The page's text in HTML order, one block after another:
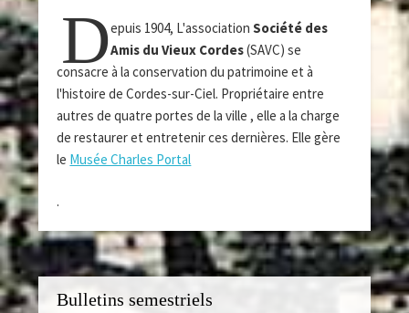
Depuis 1904, L'associationSociété des
Amis du Vieux Cordes(SAVC) se
consacre à la conservation du patrimoine et à
l'histoire de Cordes-sur-Ciel. Propriétaire entre
autres de quatre portes de la ville , elle a la charge
de restaurer et entretenir ces dernières. Elle gère
le Musée Charles Portal
.
Bulletins semestriels